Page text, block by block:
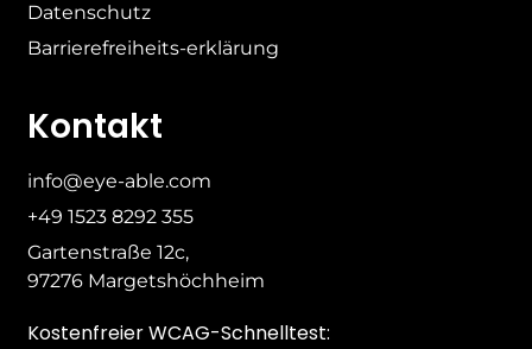
Datenschutz
Barrierefreiheits-erklärung
Kontakt
info@eye-able.com
+49 1523 8292 355
Gartenstraße 12c,
97276 Margetshöchheim
Kostenfreier WCAG-Schnelltest: